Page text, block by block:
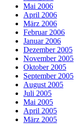
Mai 2006
April 2006
März 2006
Februar 2006
Januar 2006
Dezember 2005
November 2005
Oktober 2005
September 2005
August 2005
Juli 2005
Mai 2005
April 2005
März 2005